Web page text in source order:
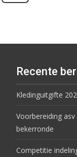
Recente
Kledinguitgifte
Voorbereiding asv
bekerronde
Competitie